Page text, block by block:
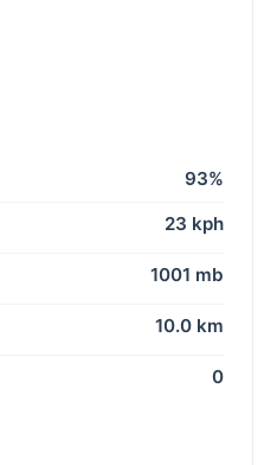
93%
23 kph
1001 mb
10.0 km
0